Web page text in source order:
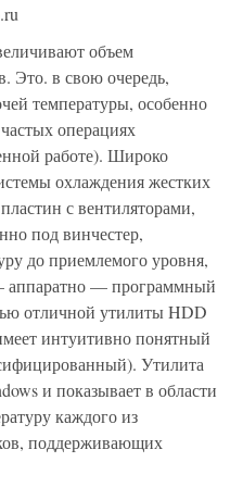
объем
Это. в свою очередь,
температуры, особенно
операциях
работе). Широко
охлаждения жестких
с вентиляторами,
под винчестер,
до приемлемого уровня,
аппаратно — программный
отличной утилиты HDD
интуитивно понятный
Утилита
и показывает в области
каждого из
поддерживающих